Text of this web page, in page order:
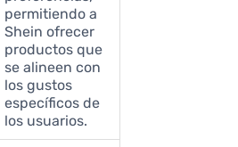
permitiendo a
Shein ofrecer
productos que
se alineen con
los gustos
específicos de
los usuarios.